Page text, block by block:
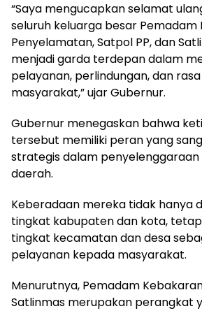
“Saya mengucapkan selamat
seluruh keluarga besar Pemadam
Penyelamatan, Satpol PP, dan
menjadi garda terdepan dalam
pelayanan, perlindungan, dan
masyarakat,” ujar Gubernur.
Gubernur menegaskan bahwa
tersebut memiliki peran yang
strategis dalam
daerah.
Keberadaan mereka tidak hanya
tingkat kabupaten dan kota,
tingkat kecamatan dan desa
pelayanan kepada masyarakat.
Menurutnya, Pemadam
Satlinmas merupakan perangkat